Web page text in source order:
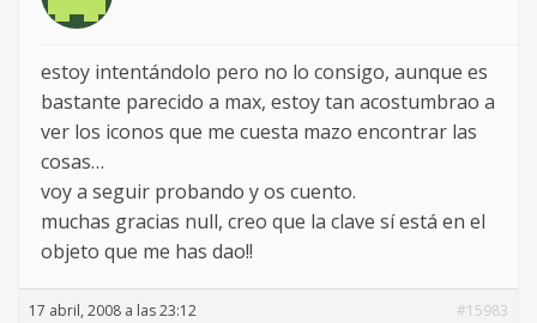
estoy intentándolo pero no lo consigo, aunque es
bastante parecido a max, estoy tan acostumbrao a
ver los iconos que me cuesta mazo encontrar las
cosas…
voy a seguir probando y os cuento.
muchas gracias null, creo que la clave sí está en el
objeto que me has dao!!
17 abril, 2008 a las 23:12
#15983